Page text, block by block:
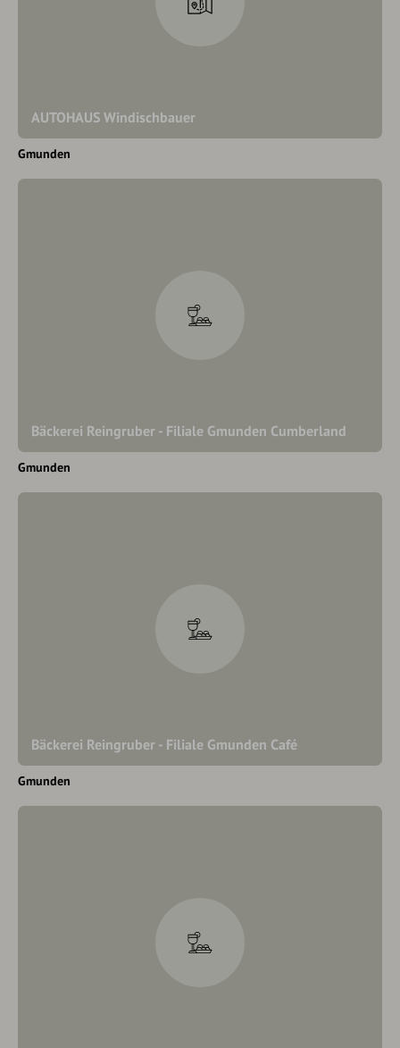
AUTOHAUS Windischbauer
Gmunden
Bäckerei Reingruber - Filiale Gmunden Cumberland
Gmunden
Bäckerei Reingruber - Filiale Gmunden Café
Gmunden